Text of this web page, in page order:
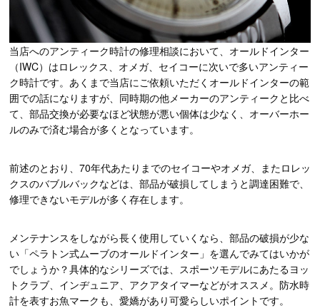
当店へのアンティーク時計の修理相談において、オールドインター
（IWC）はロレックス、オメガ、セイコーに次いで多いアンティー
ク時計です。あくまで当店にご依頼いただくオールドインターの範
囲での話になりますが、同時期の他メーカーのアンティークと比べ
て、部品交換が必要なほど状態が悪い個体は少なく、オーバーホー
ルのみで済む場合が多くとなっています。
前述のとおり、70年代あたりまでのセイコーやオメガ、またロレッ
クスのバブルバックなどは、部品が破損してしまうと調達困難で、
修理できないモデルが多く存在します。
メンテナンスをしながら長く使用していくなら、部品の破損が少な
い「ペラトン式ムーブのオールドインター」を選んでみてはいかが
でしょうか？具体的なシリーズでは、スポーツモデルにあたるヨッ
トクラブ、インヂュニア、アクアタイマーなどがオススメ。防水時
計を表すお魚マークも、愛嬌があり可愛らしいポイントです。